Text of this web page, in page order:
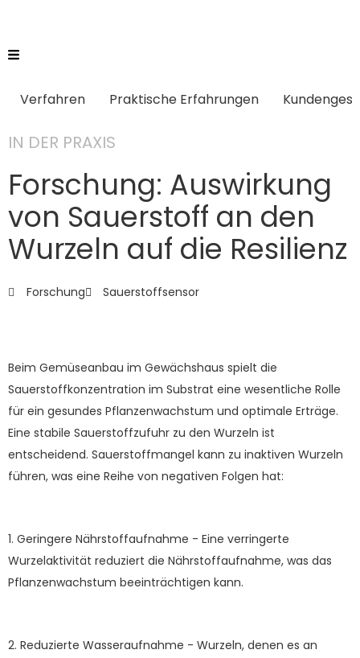
Verfahren Praktische Erfahrungen
IN DER PRAXIS
Forschung: Auswirkung
von Sauerstoff an den
Wurzeln auf die Resilienz
Forschung Sauerstoffsensor
Beim Gemüseanbau im Gewächshaus spielt die
Sauerstoffkonzentration im Substrat eine wesentliche Rolle
für ein gesundes Pflanzenwachstum und optimale Erträge.
Eine stabile Sauerstoffzufuhr zu den Wurzeln ist
entscheidend. Sauerstoffmangel kann zu inaktiven Wurzeln
führen, was eine Reihe von negativen Folgen hat:
1. Geringere Nährstoffaufnahme - Eine verringerte
Wurzelaktivität reduziert die Nährstoffaufnahme, was das
Pflanzenwachstum beeinträchtigen kann.
2. Reduzierte Wasseraufnahme - Wurzeln, denen es an